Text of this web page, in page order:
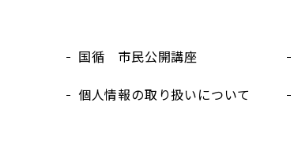
国循 市民公開講座
個人情報の取り扱いについて